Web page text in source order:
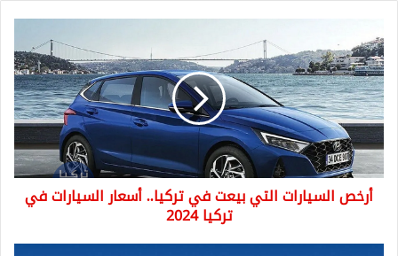
السيارات
التي
بيعت
في
تركيا..
أسعار
السيارات
في
تركيا
2024
أرخص السيارات التي بيعت في تركيا.. أسعار السيارات في
تركيا 2024